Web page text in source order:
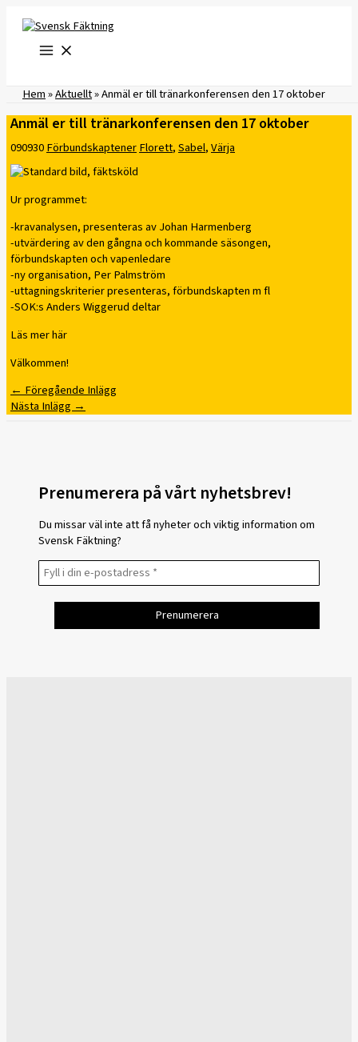
innehåll
Hem»Aktuellt»Anmäl er till tränarkonferensen den 17 oktober
Anmäl er till tränarkonferensen den 17 oktober
090930FörbundskaptenerFlorett,Sabel,Värja
Ur programmet:
-kravanalysen, presenteras av Johan Harmenberg
-utvärdering av den gångna och kommande säsongen,
förbundskapten och vapenledare
-ny organisation, Per Palmström
-uttagningskriterier presenteras, förbundskapten m fl
-SOK:s Anders Wiggerud deltar
Läs mer här
Välkommen!
← Föregående Inlägg
Nästa Inlägg →
Prenumerera på vårt nyhetsbrev!
Du missar väl inte att få nyheter och viktig information om
Svensk Fäktning?